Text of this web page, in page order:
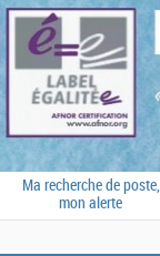
Ma recherche de poste,
mon alerte